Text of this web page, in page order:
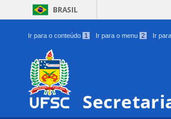
BRASIL
Ir para o conteúdo 1 Ir para o menu 2 Ir